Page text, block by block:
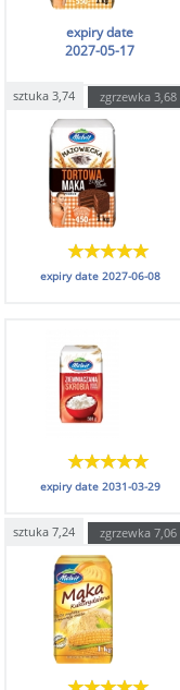
expiry date
2027-05-17
sztuka 3,74 zgrzewka 3,68
expiry date 2027-06-08
expiry date 2031-03-29
sztuka 7,24 zgrzewka 7,06